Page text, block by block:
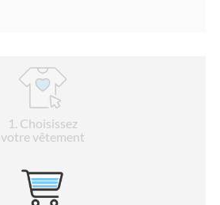
1 . Choisissez
votre vêtement